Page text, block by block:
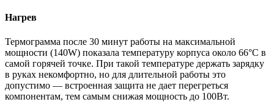
Нагрев
Термограмма после 30 минут работы на максимальной
мощности (140W) показала температуру корпуса около 66°C в
самой горячей точке. При такой температуре держать зарядку
в руках некомфортно, но для длительной работы это
допустимо — встроенная защита не дает перегреться
компонентам, тем самым снижая мощность до 100Вт.